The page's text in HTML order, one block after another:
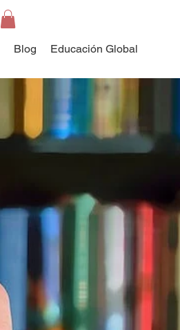
Blog Educación Global